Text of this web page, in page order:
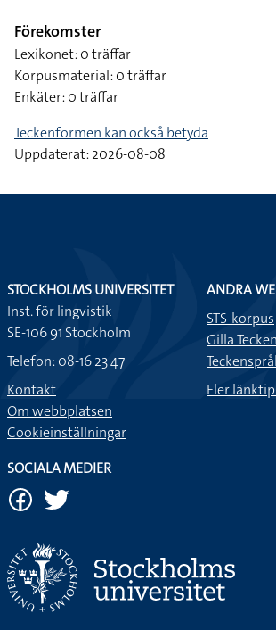
Förekomster
Lexikonet: 0 träffar
Korpusmaterial: 0 träffar
Enkäter: 0 träffar
Teckenformen kan också betyda
Uppdaterat: 2026-08-08
STOCKHOLMS UNIVERSITET
Inst. för lingvistik
SE-106 91 Stockholm
Telefon: 08-16 23 47
Kontakt
Om webbplatsen
Cookieinställningar
ANDRA
STS-korpus
Gilla Tecken
Fler
SOCIALA MEDIER